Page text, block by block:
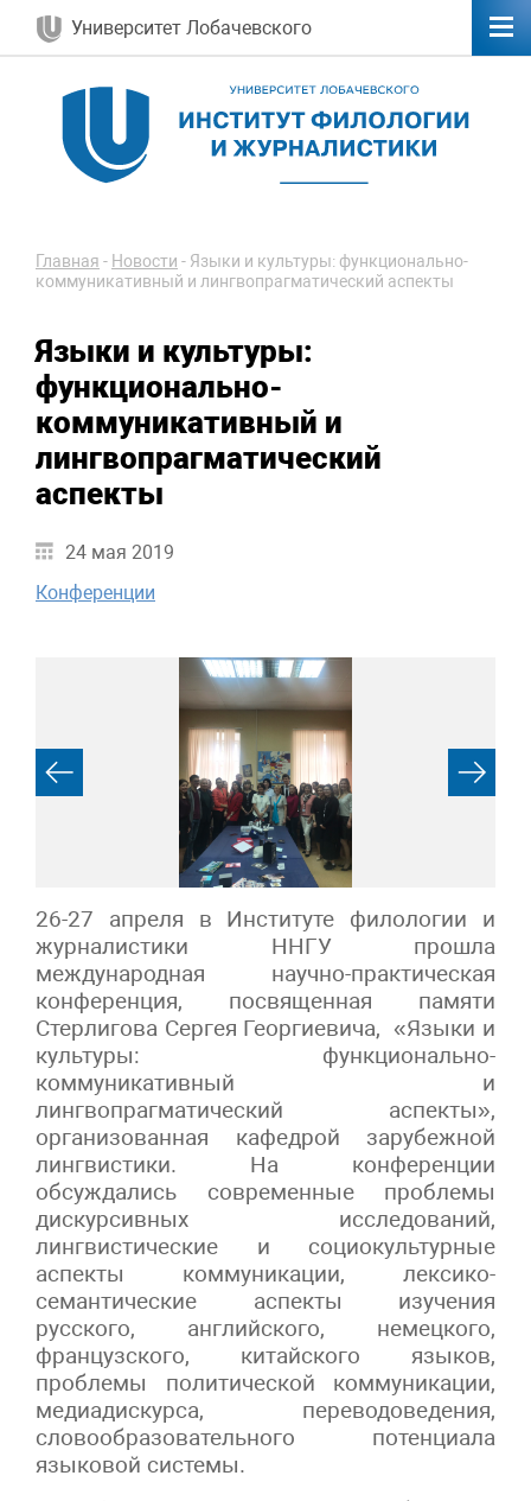
Университет Лобачевского
Главная - Новости - Языки и культуры: функционально-
коммуникативный и лингвопрагматический аспекты
Языки и культуры:
функционально-
коммуникативный и
лингвопрагматический
аспекты
24 мая 2019
Конференции
26-27 апреля в Институте филологии и
журналистики ННГУ прошла
международная научно-практическая
конференция, посвященная памяти
Стерлигова Сергея Георгиевича, «Языки и
культуры: функционально-
коммуникативный и
лингвопрагматический аспекты»,
организованная кафедрой зарубежной
лингвистики. На конференции
обсуждались современные проблемы
дискурсивных исследований,
лингвистические и социокультурные
аспекты коммуникации, лексико-
семантические аспекты изучения
русского, английского, немецкого,
французского, китайского языков,
проблемы политической коммуникации,
медиадискурса, переводоведения,
словообразовательного потенциала
языковой системы.